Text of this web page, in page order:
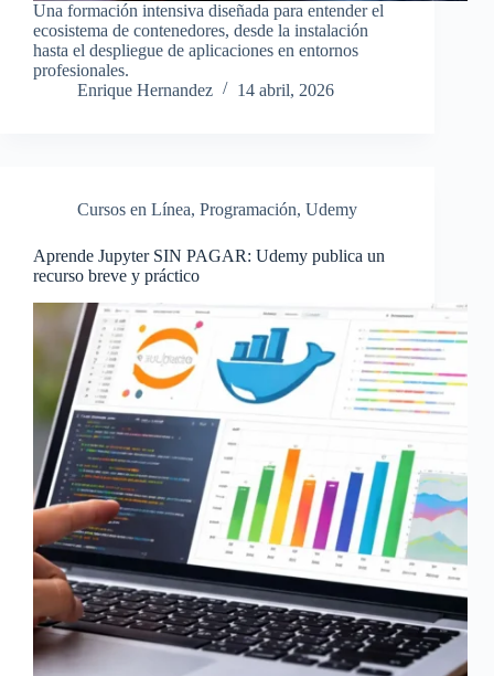
Una formación intensiva diseñada para entender el
ecosistema de contenedores, desde la instalación
hasta el despliegue de aplicaciones en entornos
profesionales.
Enrique Hernandez
14 abril, 2026
Cursos en Línea, Programación, Udemy
Aprende Jupyter SIN PAGAR: Udemy publica un
recurso breve y práctico